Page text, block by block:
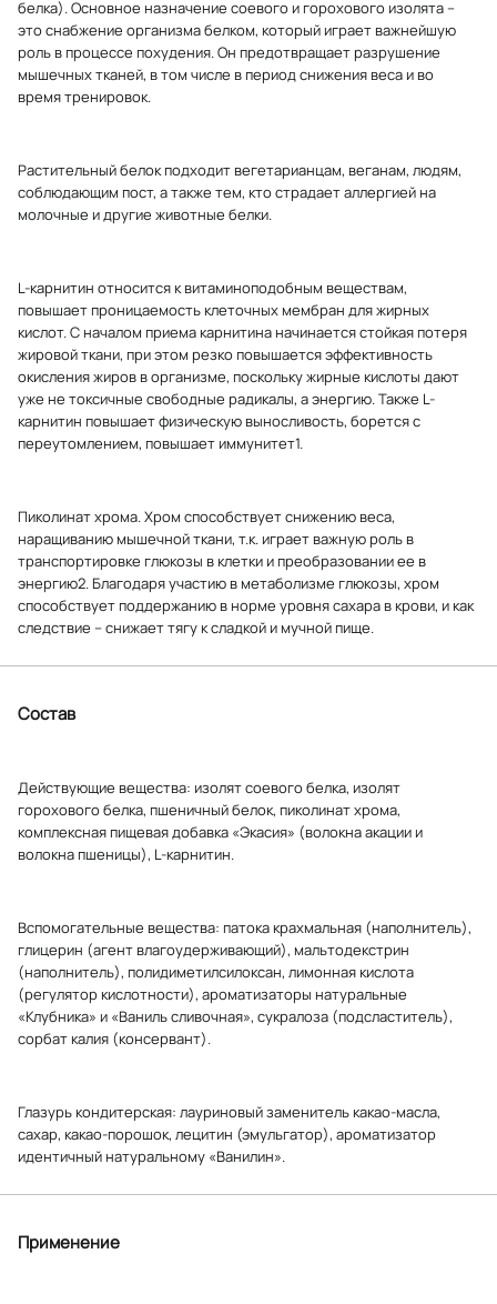
белка). Основное назначение соевого и горохового изолята –
это снабжение организма белком, который играет важнейшую
роль в процессе похудения. Он предотвращает разрушение
мышечных тканей, в том числе в период снижения веса и во
время тренировок.
Растительный белок подходит вегетарианцам, веганам, людям,
соблюдающим пост, а также тем, кто страдает аллергией на
молочные и другие животные белки.
L-карнитин относится к витаминоподобным веществам,
повышает проницаемость клеточных мембран для жирных
кислот. С началом приема карнитина начинается стойкая потеря
жировой ткани, при этом резко повышается эффективность
окисления жиров в организме, поскольку жирные кислоты дают
уже не токсичные свободные радикалы, а энергию. Также L-
карнитин повышает физическую выносливость, борется с
переутомлением, повышает иммунитет1.
Пиколинат хрома. Хром способствует снижению веса,
наращиванию мышечной ткани, т.к. играет важную роль в
транспортировке глюкозы в клетки и преобразовании ее в
энергию2. Благодаря участию в метаболизме глюкозы, хром
способствует поддержанию в норме уровня сахара в крови, и как
следствие – снижает тягу к сладкой и мучной пище.
Состав
Действующие вещества: изолят соевого белка, изолят
горохового белка, пшеничный белок, пиколинат хрома,
комплексная пищевая добавка «Экасия» (волокна акации и
волокна пшеницы), L-карнитин.
Вспомогательные вещества: патока крахмальная (наполнитель),
глицерин (агент влагоудерживающий), мальтодекстрин
(наполнитель), полидиметилсилоксан, лимонная кислота
(регулятор кислотности), ароматизаторы натуральные
«Клубника» и «Ваниль сливочная», сукралоза (подсластитель),
сорбат калия (консервант).
Глазурь кондитерская: лауриновый заменитель какао-масла,
сахар, какао-порошок, лецитин (эмульгатор), ароматизатор
идентичный натуральному «Ванилин».
Применение